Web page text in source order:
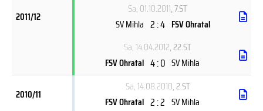
2011/12
Sa, 01.10.2011, 7.ST
SV Mihla 2 : 4 FSV Ohratal
Sa, 14.04.2012, 22.ST
FSV Ohratal 4 : 0 SV Mihla
2010/11
Sa, 14.08.2010, 2.ST
FSV Ohratal 2 : 2 SV Mihla